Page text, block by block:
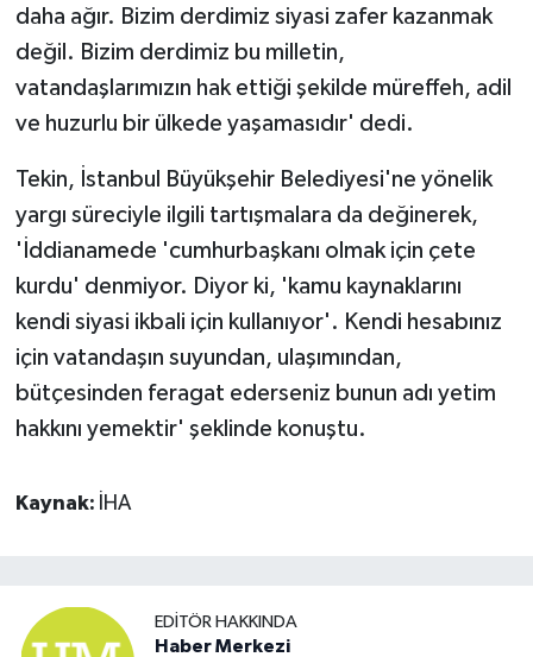
daha ağır. Bizim derdimiz siyasi zafer kazanmak
değil. Bizim derdimiz bu milletin,
vatandaşlarımızın hak ettiği şekilde müreffeh, adil
ve huzurlu bir ülkede yaşamasıdır' dedi.
Tekin, İstanbul Büyükşehir Belediyesi'ne yönelik
yargı süreciyle ilgili tartışmalara da değinerek,
'İddianamede 'cumhurbaşkanı olmak için çete
kurdu' denmiyor. Diyor ki, 'kamu kaynaklarını
kendi siyasi ikbali için kullanıyor'. Kendi hesabınız
için vatandaşın suyundan, ulaşımından,
bütçesinden feragat ederseniz bunun adı yetim
hakkını yemektir' şeklinde konuştu.
Kaynak: İHA
EDITÖR HAKKINDA
Haber Merkezi